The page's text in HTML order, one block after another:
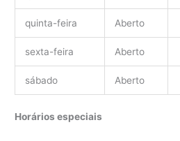
quinta-feira Aberto
sexta-feira Aberto
sábado Aberto
Horários especiais